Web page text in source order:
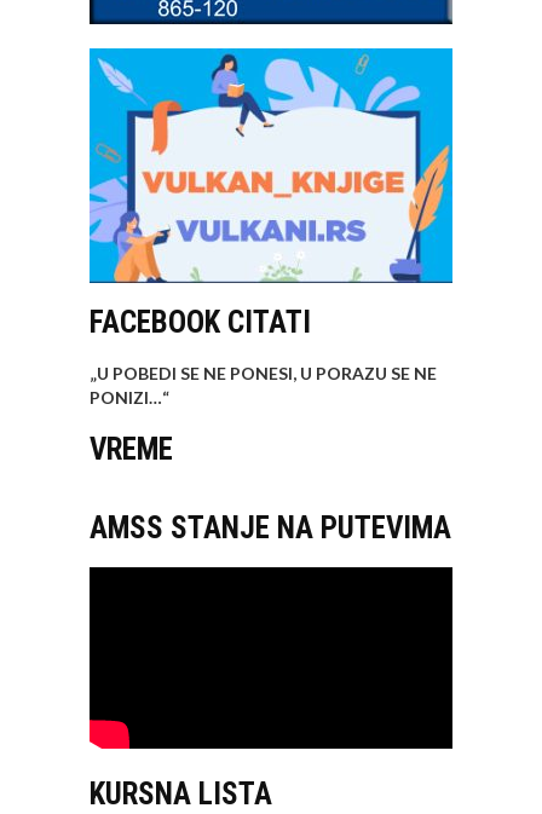
FACEBOOK CITATI
„U POBEDI SE NE PONESI, U PORAZU SE NE
PONIZI…“
VREME
AMSS STANJE NA PUTEVIMA
KURSNA LISTA